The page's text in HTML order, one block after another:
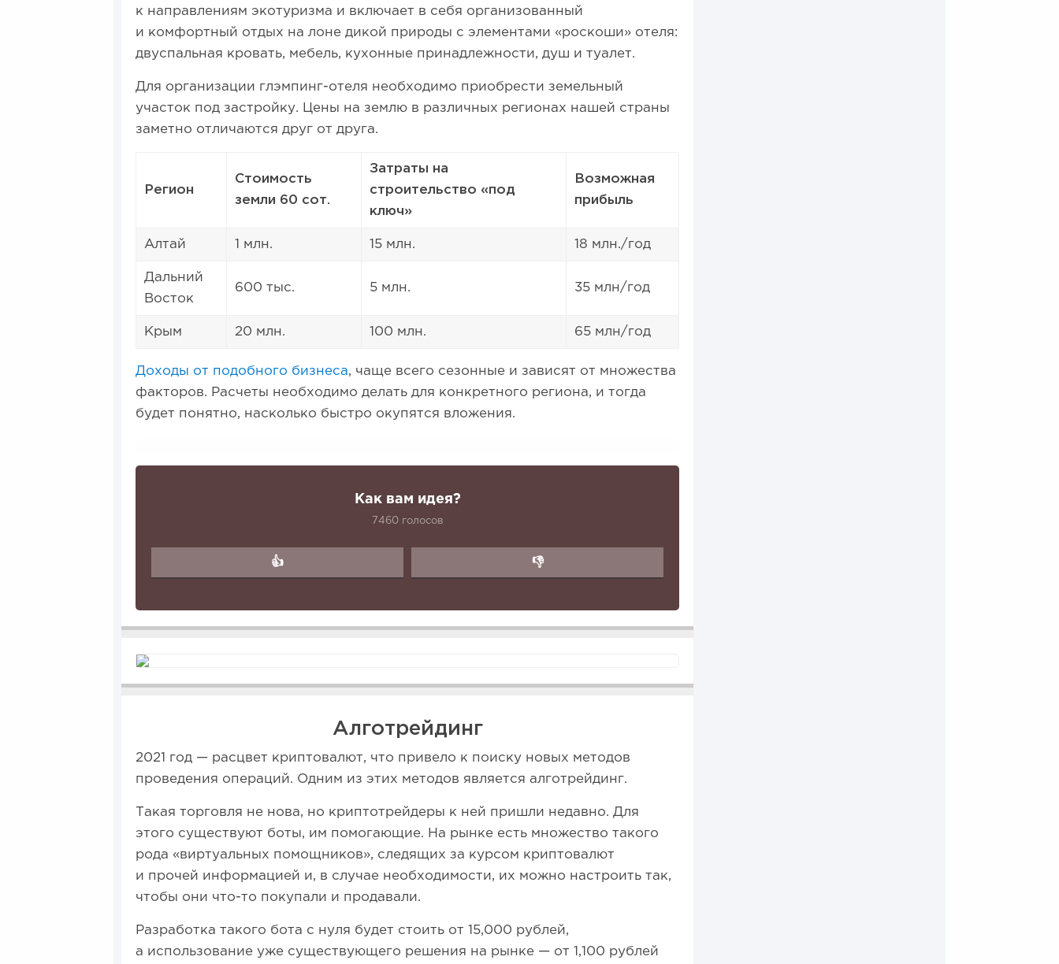
к направлениям экотуризма и включает в себя организованный
и комфортный отдых на лоне дикой природы с элементами «роскоши» отеля:
двуспальная кровать, мебель, кухонные принадлежности, душ и туалет.
Для организации глэмпинг-отеля необходимо приобрести земельный
участок под застройку. Цены на землю в различных регионах нашей страны
заметно отличаются друг от друга.
Регион
Стоимость
земли 60 сот.
Затраты на
строительство «под
ключ»
Возможная
прибыль
Алтай 1 млн. 15 млн. 18 млн./год
Дальний
Восток
600 тыс. 5 млн. 35 млн/год
Крым 20 млн. 100 млн. 65 млн/год
Доходы от подобного бизнеса, чаще всего сезонные и зависят от множества
факторов. Расчеты необходимо делать для конкретного региона, и тогда
будет понятно, насколько быстро окупятся вложения.
Как вам идея?
7460 голосов
👍 👎
Алготрейдинг
2021 год — расцвет криптовалют, что привело к поиску новых методов
проведения операций. Одним из этих методов является алготрейдинг.
Такая торговля не нова, но криптотрейдеры к ней пришли недавно. Для
этого существуют боты, им помогающие. На рынке есть множество такого
рода «виртуальных помощников», следящих за курсом криптовалют
и прочей информацией и, в случае необходимости, их можно настроить так,
чтобы они что-то покупали и продавали.
Разработка такого бота с нуля будет стоить от 15,000 рублей,
а использование уже существующего решения на рынке — от 1,100 рублей